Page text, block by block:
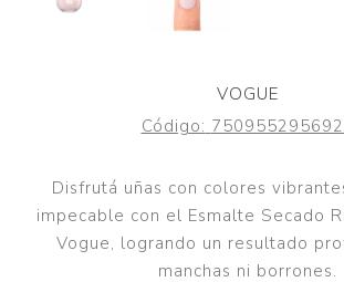
VOGUE
Código:
Disfrutá uñas con colores
impecable con el Esmalte Secado
Vogue, logrando un resultado
manchas ni borrones.